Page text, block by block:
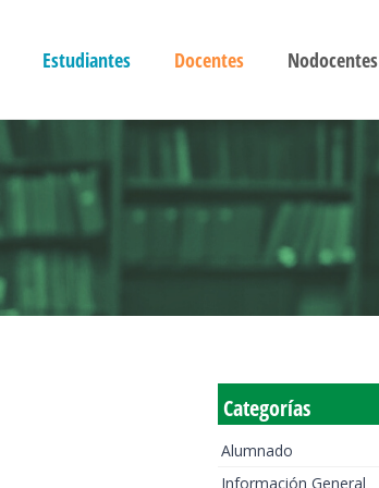
Estudiantes Docentes Nodocentes
Categorías
Alumnado
Información General